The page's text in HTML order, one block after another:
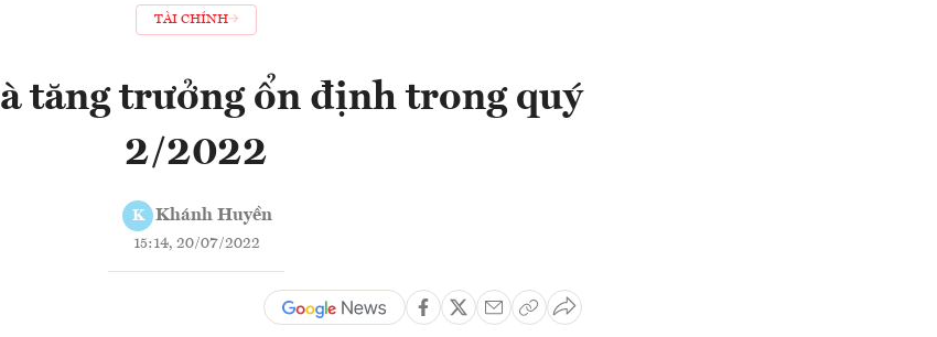
TÀI CHÍNH
tăng trưởng ổn định trong quý
2/2022
K Khánh Huyền
15:14, 20/07/2022